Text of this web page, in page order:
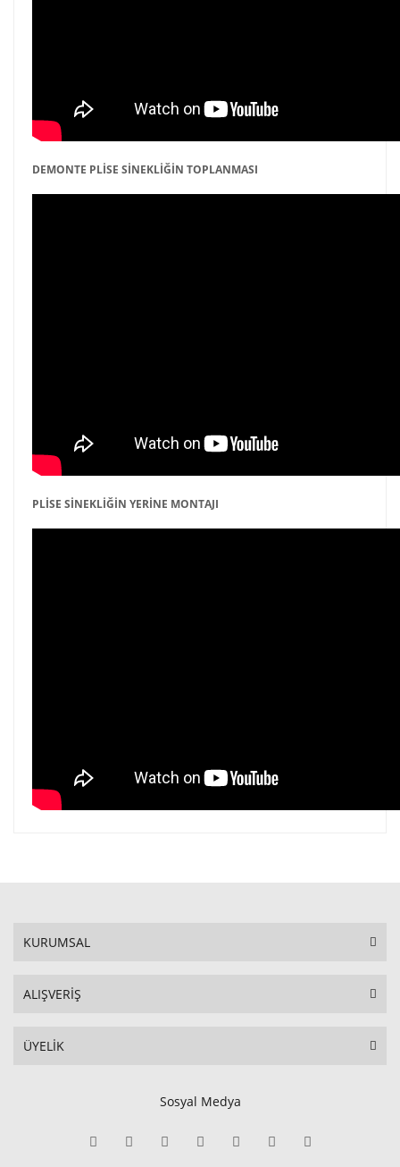
DEMONTE PLİSE SİNEKLİĞİN TOPLANMASI
PLİSE SİNEKLİĞİN YERİNE MONTAJI
KURUMSAL
ALIŞVERİŞ
ÜYELİK
Sosyal Medya